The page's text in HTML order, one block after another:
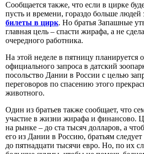
Сообщается также, что если в цирке
пусть и времени, гораздо больше людей
билеты в цирк. Но братья Запашные
главная цель – спасти жирафа, а не
очередного работника.
На этой неделе в пятницу планируется
официального запроса в датский
посольство Дании в России с целью
переговоров по спасению этого
животного.
Один из братьев также сообщает, что
участие в жизни жирафа и финансово.
на рынке – до ста тысяч долларов, а
его из Дании в Россию, братьям следует
до пятнадцати тысячи евро. Но, по их